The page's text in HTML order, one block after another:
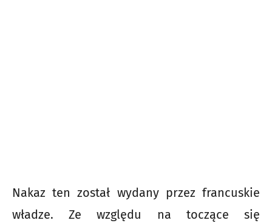
Nakaz ten został wydany przez francuskie
władze. Ze względu na toczące się